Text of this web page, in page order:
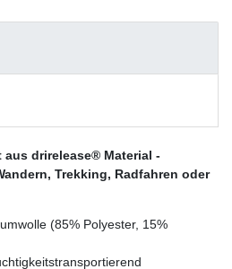
drirelease® Material -
Trekking, Radfahren oder
(85% Polyester, 15%